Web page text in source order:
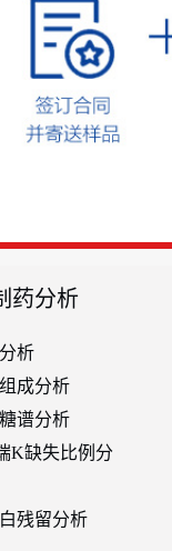
药分析
析
成分析
谱分析
K缺失比例分
残留分析